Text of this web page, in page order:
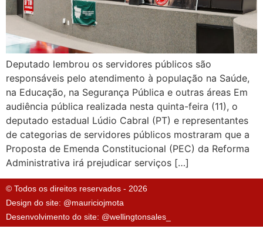
Deputado lembrou os servidores públicos são
responsáveis pelo atendimento à população na Saúde,
na Educação, na Segurança Pública e outras áreas Em
audiência pública realizada nesta quinta-feira (11), o
deputado estadual Lúdio Cabral (PT) e representantes
de categorias de servidores públicos mostraram que a
Proposta de Emenda Constitucional (PEC) da Reforma
Administrativa irá prejudicar serviços […]
© Todos os direitos reservados - 2026
Design do site: @mauriciojmota
Desenvolvimento do site: @wellingtonsales_